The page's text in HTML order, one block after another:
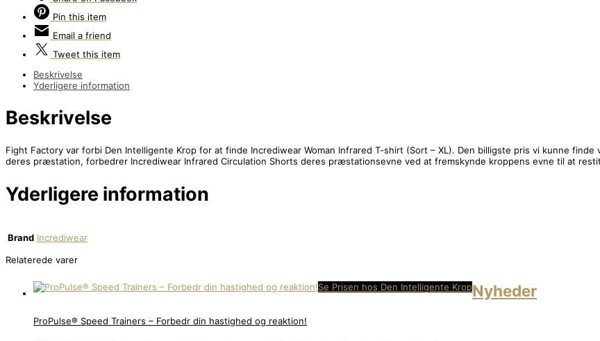
Pin this item
Email a friend
Tweet this item
Beskrivelse
Yderligere information
Beskrivelse
Fight Factory var forbi Den Intelligente Krop for at finde Incrediwear Woman Infrared T-shirt (Sort – XL). Den billigste pris vi kunne
deres præstation, forbedrer Incrediwear Infrared Circulation Shorts deres præstationsevne ved at fremskynde kroppens evne til at
Yderligere information
Brand Incrediwear
Relaterede varer
Se Prisen hos Den Intelligente KropNyheder
ProPulse® Speed Trainers – Forbedr din hastighed og reaktion!